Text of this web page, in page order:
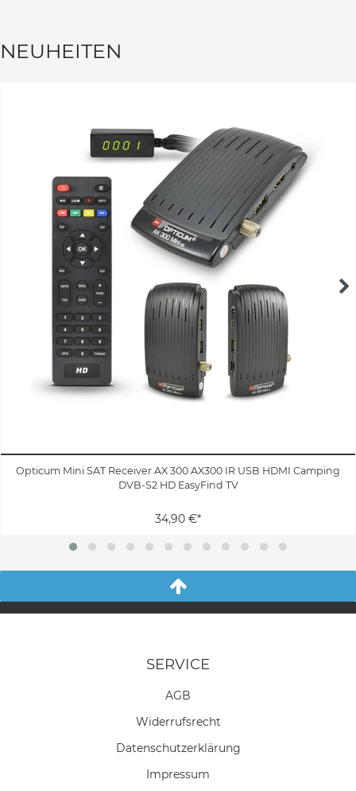
NEUHEITEN
Opticum Mini SAT Receiver AX 300 AX300 IR USB HDMI Camping
DVB-S2 HD EasyFind TV
34,90 €*
SERVICE
AGB
Widerrufs­recht
Daten­schutz­erklärung
Impressum